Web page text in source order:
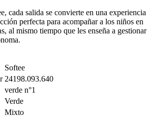
cada salida se convierte en una experiencia
perfecta para acompañar a los niños en
al mismo tiempo que les enseña a gestionar
Softee
24198.093.640
verde n°1
Verde
Mixto